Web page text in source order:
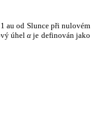
au od Slunce při nulovém
úhelα je definován jako